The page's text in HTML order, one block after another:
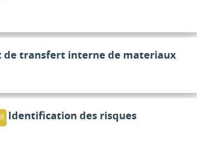
de transfert interne de materiaux
Identification des risques